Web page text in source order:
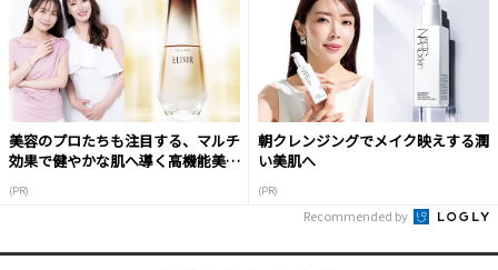
美容のプロたちも注目する、マルチ
効果で健やかな肌へ導く高機能美容
(PR)
朝クレンジングでメイク映えする潤
い美肌へ
(PR)
Recommended by